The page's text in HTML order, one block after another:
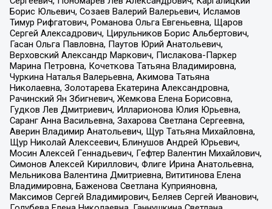
Борис Юльевич, Созаев Валерий Валерьевич, Исламов
Тимур Рифгатович, Романова Ольга Евгеньевна, Щаров
Сергей Алексадрович, Цирульников Борис Альбертович,
Гасан Ольга Павловна, Паутов Юрий Анатольевич,
Верховский Александр Маркович, Пислакова-Паркер
Марина Петровна, Кочеткова Татьяна Владимировна,
Чуркина Наталья Валерьевна, Акимова Татьяна
Николаевна, Золотарева Екатерина Александровна,
Рачинский Ян Збигневич, Жемкова Елена Борисовна,
Гудков Лев Дмитриевич, Илларионова Юлия Юрьевна,
Саранг Анна Васильевна, Захарова Светлана Сергеевна,
Аверин Владимир Анатольевич, Щур Татьяна Михайловна,
Щур Николай Алексеевич, Блинушов Андрей Юрьевич,
Мосин Алексей Геннадьевич, Гефтер Валентин Михайлович,
Симонов Алексей Кириллович, Флиге Ирина Анатольевна,
Мельникова Валентина Дмитриевна, Вититинова Елена
Владимировна, Баженова Светлана Куприяновна,
Максимов Сергей Владимирович, Беляев Сергей Иванович,